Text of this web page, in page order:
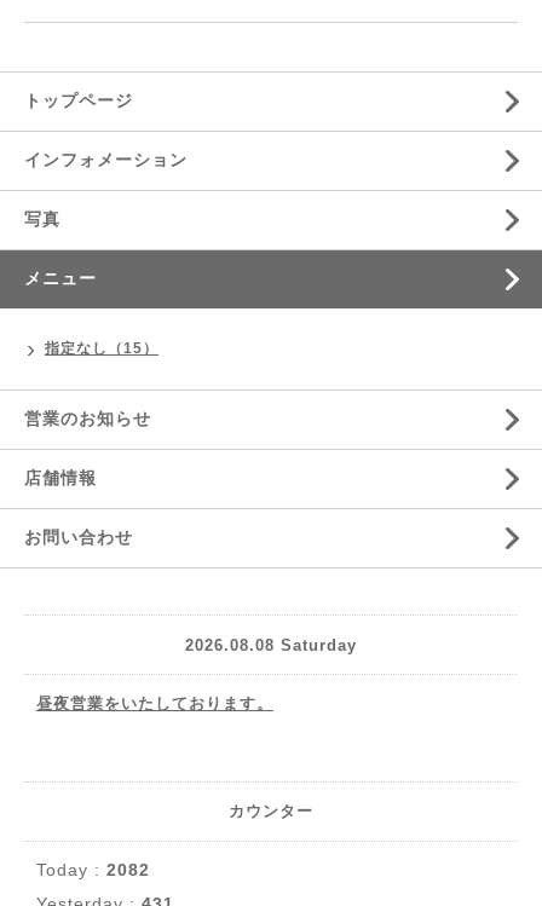
トップページ
インフォメーション
写真
メニュー
指定なし（15）
営業のお知らせ
店舗情報
お問い合わせ
2026.08.08 Saturday
昼夜営業をいたしております。
カウンター
Today : 2082